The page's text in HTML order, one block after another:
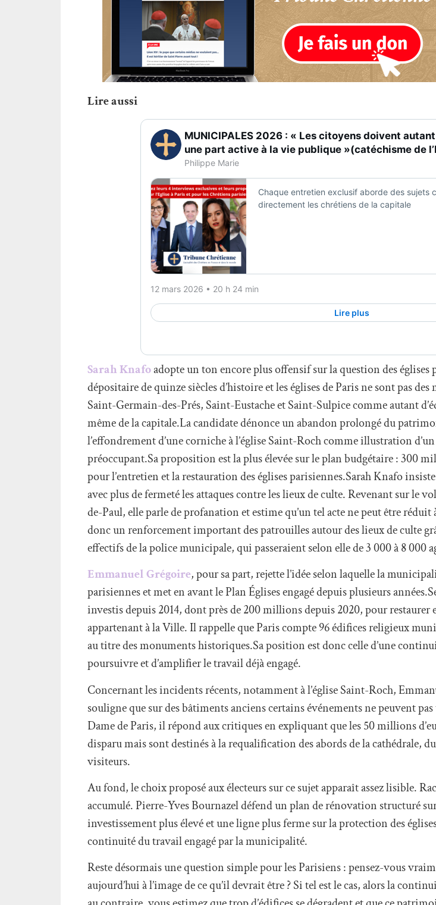
Lire aussi
Sarah Knafoadopte un ton encore plus offensif sur la question des églises
dépositaire de quinze siècles d’histoire et les églises de Paris ne sont pas
Saint-Germain-des-Prés, Saint-Eustache et Saint-Sulpice comme autant
même de la capitale.La candidate dénonce un abandon prolongé du
l’effondrement d’une corniche à l’église Saint-Roch comme illustration
préoccupant.Sa proposition est la plus élevée sur le plan budgétaire : 300
pour l’entretien et la restauration des églises parisiennes.Sarah Knafo
avec plus de fermeté les attaques contre les lieux de culte. Revenant sur le
de-Paul, elle parle de profanation et estime qu’un tel acte ne peut être
donc un renforcement important des patrouilles autour des lieux de culte
effectifs de la police municipale, qui passeraient selon elle de 3 000 à 8 000
Emmanuel Grégoire, pour sa part, rejette l’idée selon laquelle la
parisiennes et met en avant le Plan Églises engagé depuis plusieurs
investis depuis 2014, dont près de 200 millions depuis 2020, pour
appartenant à la Ville. Il rappelle que Paris compte 96 édifices religieux
au titre des monuments historiques.Sa position est donc celle d’une
poursuivre et d’amplifier le travail déjà engagé.
Concernant les incidents récents, notamment à l’église Saint-Roch,
souligne que sur des bâtiments anciens certains événements ne peuvent
Dame de Paris, il répond aux critiques en expliquant que les 50 millions
disparu mais sont destinés à la requalification des abords de la cathédrale,
visiteurs.
Au fond, le choix proposé aux électeurs sur ce sujet apparaît assez lisible.
accumulé. Pierre-Yves Bournazel défend un plan de rénovation structuré
investissement plus élevé et une ligne plus ferme sur la protection des
continuité du travail engagé par la municipalité.
Reste désormais une question simple pour les Parisiens : pensez-vous
aujourd’hui à l’image de ce qu’il devrait être ? Si tel est le cas, alors la